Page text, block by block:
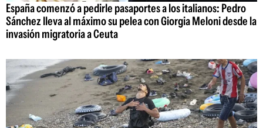
España comenzó a pedirle pasaportes a los italianos: Pedro
Sánchez lleva al máximo su pelea con Giorgia Meloni desde la
invasión migratoria a Ceuta